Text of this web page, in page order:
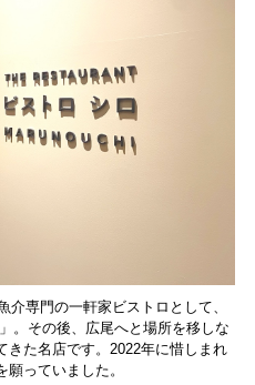
介専門の一軒家ビストロとして、
。その後、広尾へと場所を移しな
きた名店です。2022年に惜しまれ
っていました。